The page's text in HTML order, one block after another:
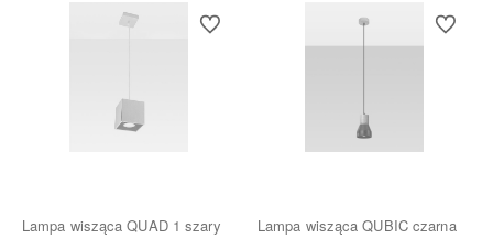
Lampa wisząca QUAD 1 szary
Do ulubionych
Lampa wisząca QUBIC czarna
Do